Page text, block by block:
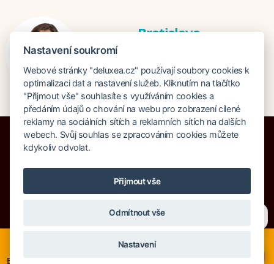
Bratislava
+421 948 759 074
Pojištění proti úpadku 125 000 000 Kč
neřešíte na poslední chvíli. Smartwings i Austrian lety po
Evropě neruší. Mnohé hotely v Evropě stále nabízí akční ceny,
×
Nastavení soukromí
Webové stránky "deluxea.cz" používají soubory cookies k
optimalizaci dat a nastavení služeb. Kliknutím na tlačítko
"Přijmout vše" souhlasíte s využíváním cookies a
předáním údajů o chování na webu pro zobrazení cílené
reklamy na sociálních sítích a reklamních sítích na dalších
webech. Svůj souhlas se zpracováním cookies můžete
kdykoliv odvolat.
Přijmout vše
Odmítnout vše
Nastavení
Chettyho.